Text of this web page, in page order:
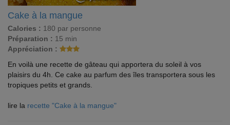
Cake à la mangue
Calories : 180 par personne
Préparation : 15 min
Appréciation :
En voilà une recette de gâteau qui apportera du soleil à vos
plaisirs du 4h. Ce cake au parfum des îles transportera sous les
tropiques petits et grands.
lire la recette "Cake à la mangue"